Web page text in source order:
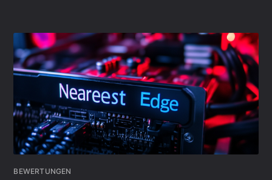
BEWERTUNGEN